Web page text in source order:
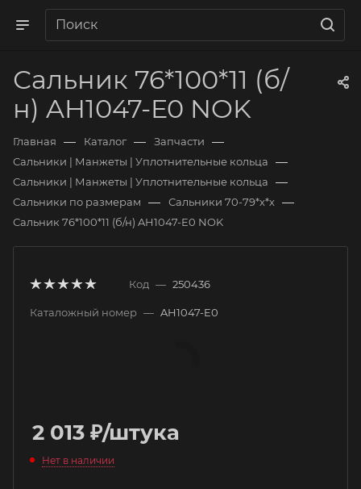
Сальник 76*100*11 (б/
н) AH1047-E0 NOK
Главная — Каталог — Запчасти —
Сальники | Манжеты | Уплотнительные кольца —
Сальники | Манжеты | Уплотнительные кольца —
Сальники по размерам — Сальники 70-79*х*х —
Сальник 76*100*11 (б/н) AH1047-E0 NOK
Код — 250436
Каталожный номер — AH1047-E0
2 013 ₽/штука
Нет в наличии